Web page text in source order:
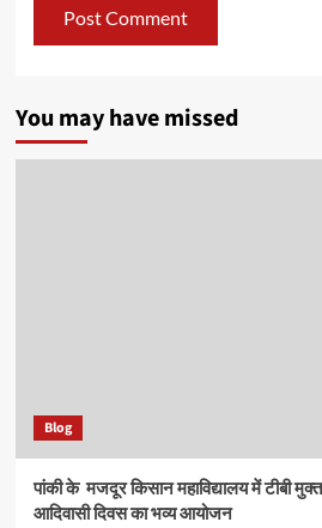
You may have missed
Blog
पांकी के ​ मजदूर किसान महाविद्यालय में टीबी
आदिवासी दिवस का भव्य आयोजन